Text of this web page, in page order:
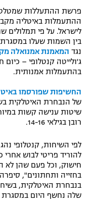
תקנון עבור פעילות
תקנון עבור פעילות ספורט 1
גיימינג E-Sports
תנאי שימוש
מדיניות פרטיות
רשיון להקרנה
הצטרפות לחבילת
פוטבול אמריקאי NFL
בייסבול MLB
ספורט אתגרי
גיימינג E-Sports
פרשת ההתעללות
ההתעמלות באיטליה
לישראל. על פי תמלולים
בין השמות שעלו
נגד המאמנת אמנואלה
ג'ולייטה קנטלופי –
בהתעמלות אמנותית.
החשיפות שפורסמו
של הנבחרת האיטלקית
שיטות ענישה קשות
רובן בגילאי 14-16.
לפי השיחות, קנטלופי
להוריד פריטי לבוש אחרי
חישוק, וכל פעם שהן לא
בחזייה ותחתונים",
שלה נחשף היום במסגרת